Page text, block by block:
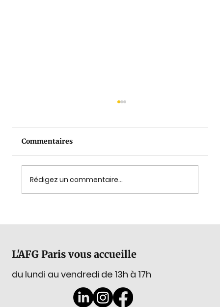
Agenda du 1er trimestre 2026
Commentaires
Rédigez un commentaire...
L'AFG Paris vous accueille
du lundi au vendredi de 13h à 17h